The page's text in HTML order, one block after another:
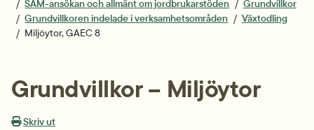
SAM-ansökan och allmänt om jordbrukarstöden
Grundvillkor
Grundvillkoren indelade i verksamhetsområden
Växtodling
Miljöytor, GAEC 8
Grundvillkor – Miljö­ytor
Skriv ut